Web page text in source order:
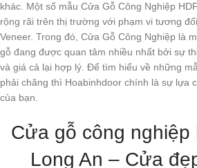
khác. Một số mẫu Cửa Gỗ Công Nghiệp
rộng rãi trên thị trường với phạm vi tương
Veneer. Trong đó, Cửa Gỗ Công Nghiệp là
gỗ đang được quan tâm nhiều nhất bởi sự
và giá cả lại hợp lý. Để tìm hiểu về những
phải chăng thì Hoabinhdoor chính là sự lựa
của bạn.
Cửa gỗ công nghiệp
Long An – Cửa